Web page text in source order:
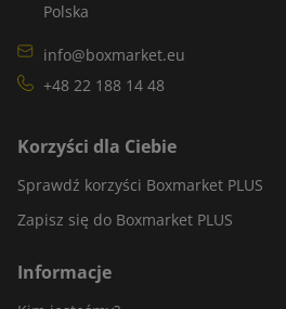
Polska
info@boxmarket.eu
+48 22 188 14 48
Korzyści dla Ciebie
Sprawdź korzyści Boxmarket PLUS
Zapisz się do Boxmarket PLUS
Informacje